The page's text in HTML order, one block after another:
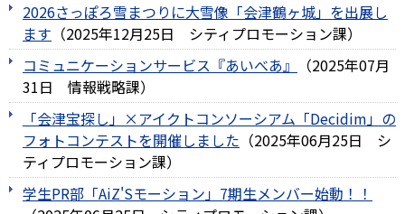
2026さっぽろ雪まつりに大雪像「会津鶴ヶ城」を出展し
ます （2025年12月25日 シティプロモーション課）
コミュニケーションサービス『あいべあ』
（2025年07月
31日
情報戦略課）
「会津宝探し」×アイクトコンソーシアム「Decidim」の
フォトコンテストを開催しました （2025年06月25日
シ
ティプロモーション課）
学生PR部「AiZ'Sモーション」7期生メンバー始動！！